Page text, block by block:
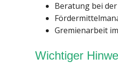
Beratung bei
Gremienarbeit
Wichtiger